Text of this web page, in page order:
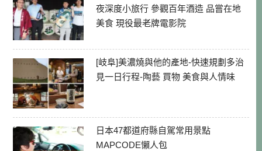
夜深度小旅行 參觀百年酒造 品嘗在地
美食 現役最老牌電影院
[岐阜]美濃燒與他的產地-快速規劃多治
見一日行程-陶藝 買物 美食與人情味
日本47都道府縣自駕常用景點
MAPCODE懶人包